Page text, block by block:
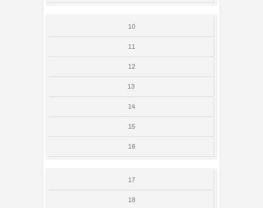
10
11
12
13
14
15
16
17
18